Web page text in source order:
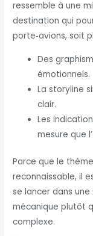
ressemble à une
destination qui
porte‑avions, soit
Des
émotionnels.
La storyline
clair.
Les
mesure que
Parce que le
reconnaissable, il
se lancer dans
mécanique plutôt
complexe.